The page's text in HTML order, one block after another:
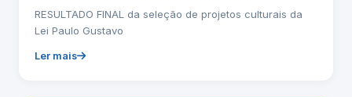
RESULTADO FINAL da seleção de projetos culturais da
Lei Paulo Gustavo
Ler mais